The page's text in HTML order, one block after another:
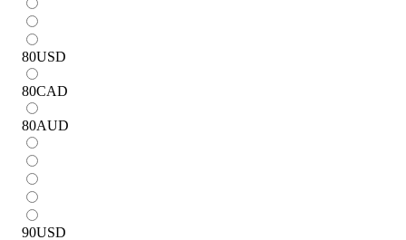
80USD
80CAD
80AUD
90USD